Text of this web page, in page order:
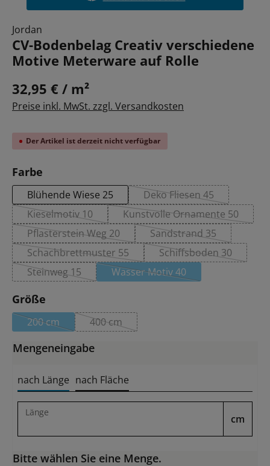
Jordan
CV-Bodenbelag Creativ verschiedene
Motive Meterware auf Rolle
32,95 € / m²
Preise inkl. MwSt. zzgl. Versandkosten
Der Artikel ist derzeit nicht verfügbar
Farbe
Blühende Wiese 25 Deko Fliesen 45
(Diese Option ist
Kieselmotiv 10(Diese Option ist zurzeit nicht verfügbar.)
Kunstvolle Ornamente 50
(Diese Option ist
Pflasterstein Weg 20(Diese Option ist zurzeit nicht verfügbar.)
Sandstrand 35(Diese Option ist
Schachbrettmuster 55(Diese Option ist zurzeit nicht verfügbar.)
Schiffsboden 30
(Diese Option ist
Steinweg 15(Diese Option ist zurzeit nicht verfügbar.)
Wasser Motiv 40(Diese Option ist zurzeit
Größe
200 cm(Diese Option ist zurzeit nicht verfügbar.)
400 cm(Diese Option ist zurzeit nicht
Mengeneingabe
nach Länge nach Fläche
Länge
cm
Bitte wählen Sie eine Menge.